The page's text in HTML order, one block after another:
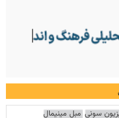
سونی مبل مینیمال